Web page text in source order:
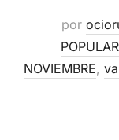
por
NOVIEMBRE,